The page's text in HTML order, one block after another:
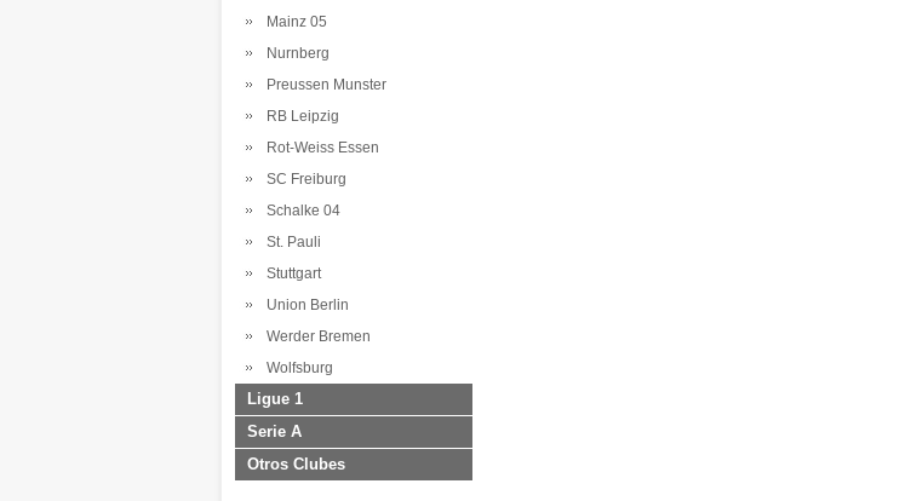
Mainz 05
Nurnberg
Preussen Munster
RB Leipzig
Rot-Weiss Essen
SC Freiburg
Schalke 04
St. Pauli
Stuttgart
Union Berlin
Werder Bremen
Wolfsburg
Ligue 1
Serie A
Otros Clubes